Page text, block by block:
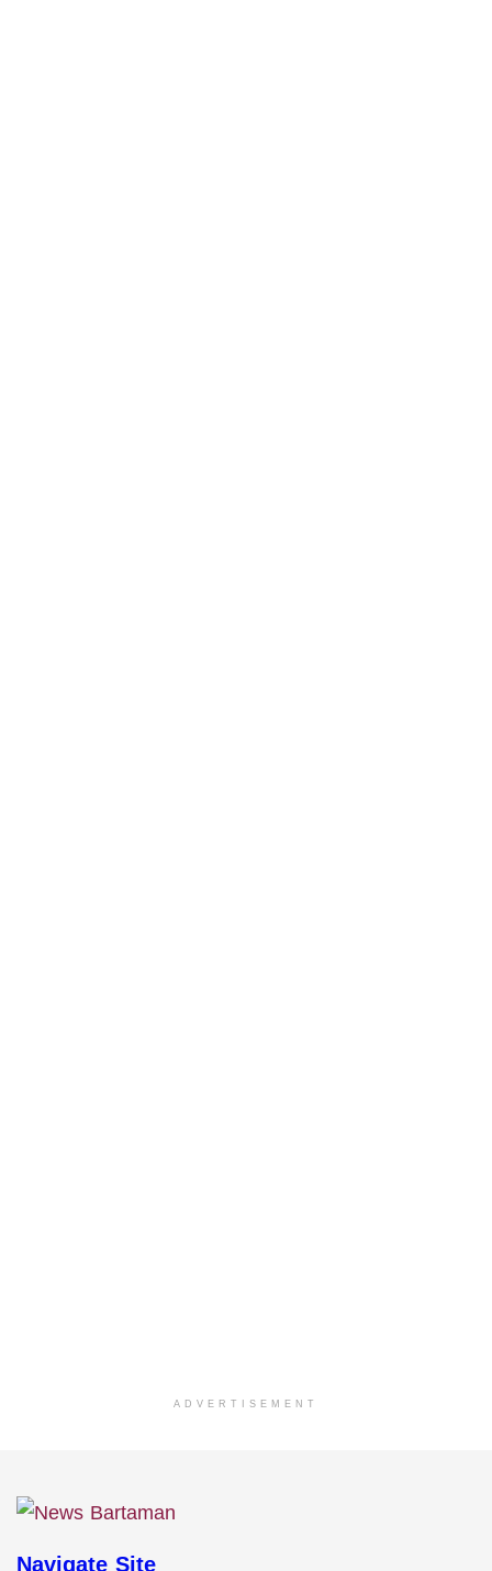
ADVERTISEMENT
Navigate Site